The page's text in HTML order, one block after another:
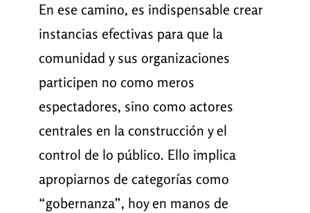
En ese camino, es indispensable crear
instancias efectivas para que la
comunidad y sus organizaciones
participen no como meros
espectadores, sino como actores
centrales en la construcción y el
control de lo público. Ello implica
apropiarnos de categorías como
“gobernanza”, hoy en manos de